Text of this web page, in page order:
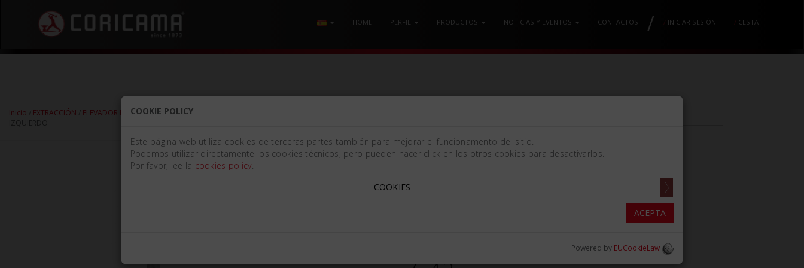
HOME PERFIL PRODUCTOS NOTICIAS Y EVENTOS CONTACTOS / / INICIAR SESIÓN CESTA
Inicio EXTRACCIÓN ELEVADOR PARA RAÍCES /ELEVADORES PARA RAÍCES - MANGO LARGO
COOKIE POLICY
Este página web utiliza cookies de terceras partes también para mejorar el funcionamento del sitio.
Podemos utilizar directamente los cookies técnicos, pero pueden hacer click en los otros cookies para desactivarlos.
Por favor, lee la cookies policy.
COOKIES
ACEPTA
Powered by EUCookieLaw